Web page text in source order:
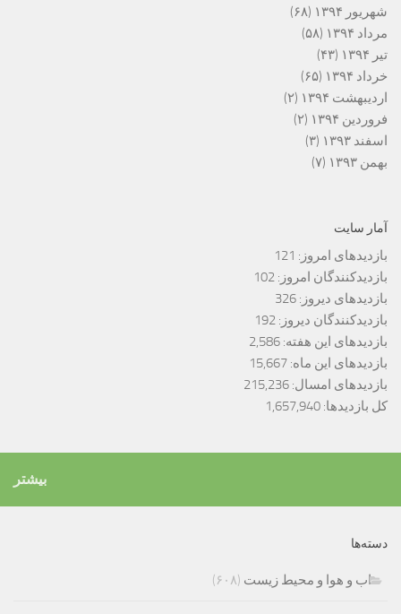
شهریور ۱۳۹۴
(۶۸)
مرداد ۱۳۹۴
(۵۸)
تیر ۱۳۹۴
(۴۳)
خرداد ۱۳۹۴
(۶۵)
اردیبهشت ۱۳۹۴
(۲)
فروردین ۱۳۹۴
(۲)
اسفند ۱۳۹۳
(۳)
بهمن ۱۳۹۳
(۷)
آمار سایت
بازدیدهای امروز: 121
بازدیدکنندگان امروز: 102
بازدیدهای دیروز: 326
بازدیدکنندگان دیروز: 192
بازدیدهای این هفته: 2,586
بازدیدهای این ماه: 15,667
بازدیدهای امسال: 215,236
کل بازدیدها: 1,657,940
بیشتر
دسته‌ها
اب و هوا و محیط زیست (۶۰۸)